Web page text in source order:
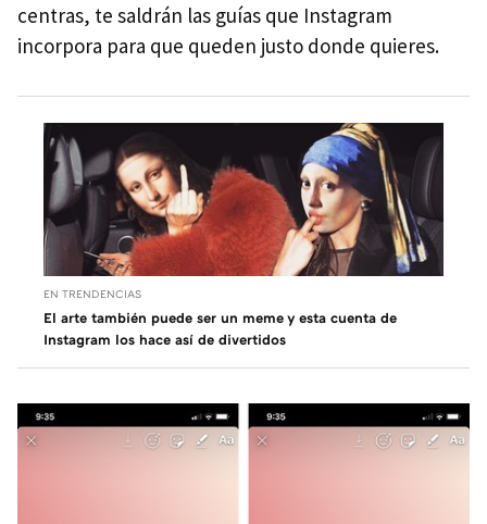
centras, te saldrán las guías que Instagram
incorpora para que queden justo donde quieres.
EN TRENDENCIAS
El arte también puede ser un meme y esta cuenta de
Instagram los hace así de divertidos